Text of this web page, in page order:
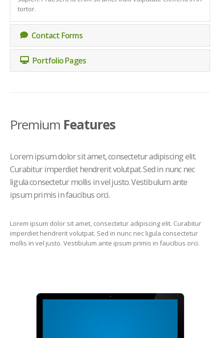
tortor.
Contact Forms
Portfolio Pages
Premium Features
Lorem ipsum dolor sit amet, consectetur adipiscing elit.
Curabitur imperdiet hendrerit volutpat. Sed in nunc nec
ligula consectetur mollis in vel justo. Vestibulum ante
ipsum primis in faucibus orci.
Lorem ipsum dolor sit amet, consectetur adipiscing elit. Curabitur
imperdiet hendrerit volutpat. Sed in nunc nec ligula consectetur
mollis in vel justo. Vestibulum ante ipsum primis in faucibus orci.